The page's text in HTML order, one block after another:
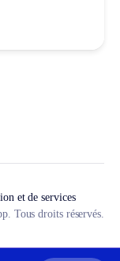
et de services
Tous droits réservés.